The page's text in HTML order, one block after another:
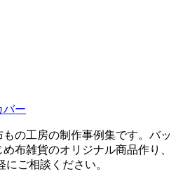
バー
の工房の制作事例集です。バッ
布雑貨のオリジナル商品作り、
ご相談ください。